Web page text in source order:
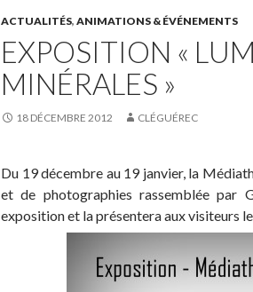
ACTUALITÉS, ANIMATIONS & ÉVÉNEMENTS
EXPOSITION «
MINÉRALES »
18 DÉCEMBRE 2012 CLÉGUÉREC
Du 19 décembre au 19 janvier, la
et de photographies rassemblée par
exposition et la présentera aux visiteurs